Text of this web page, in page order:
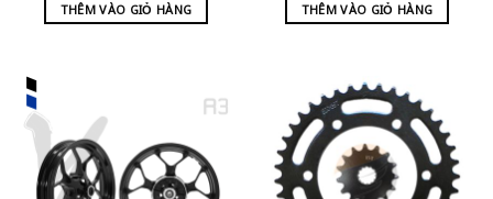
THÊM VÀO GIỎ HÀNG THÊM VÀO GIỎ HÀNG